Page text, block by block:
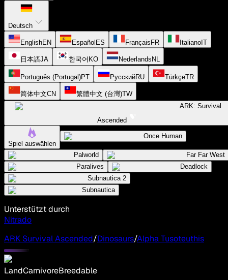
Deutsch
EnglishEN Español ES Français FR Italiano IT
日本語JA 한국어 KO Nederlands NL
Português (Portugal)PT РусскийRU TürkçeTR
简体中文CN 繁體中文 (台灣)TW
ARK: Survival
Ascended
Spiel auswählen
Once Human
Palworld
Far Far West
Paralives
Deadlock
Subnautica 2
Subnautica
Unterstützt durch
Nitrado
ARK Survival Ascended/Dinosaurs/Alpha Tusoteuthis
LandCarnivoreBreedable